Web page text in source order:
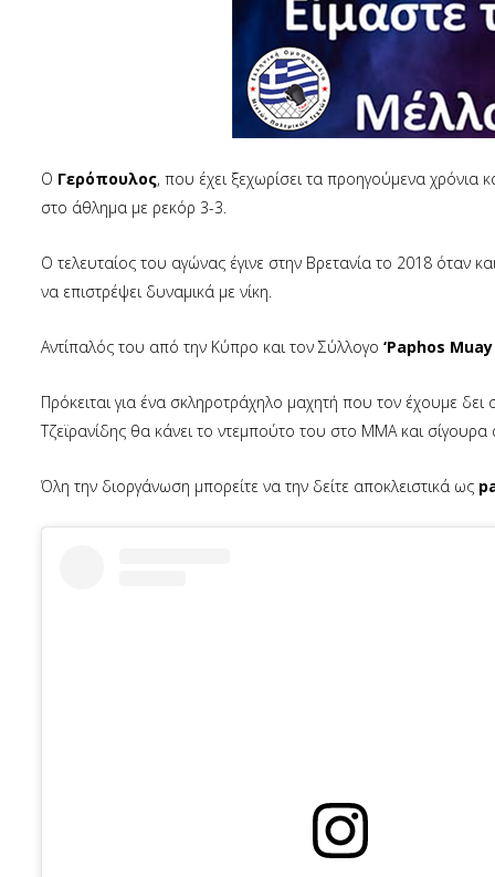
Ο Γερόπουλος, που έχει ξεχωρίσει τα προηγούμενα χρόνια
στο άθλημα με ρεκόρ 3-3.
Ο τελευταίος του αγώνας έγινε στην Βρετανία το 2018 όταν
να επιστρέψει δυναμικά με νίκη.
Αντίπαλός του από την Κύπρο και τον Σύλλογο ‘Paphos
Πρόκειται για ένα σκληροτράχηλο μαχητή που τον έχουμε
Τζεϊρανίδης θα κάνει το ντεμπούτο του στο ΜΜΑ και
Όλη την διοργάνωση μπορείτε να την δείτε αποκλειστικά ως